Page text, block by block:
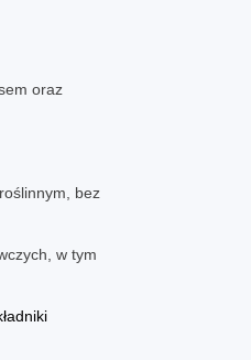
oraz
bez
w tym